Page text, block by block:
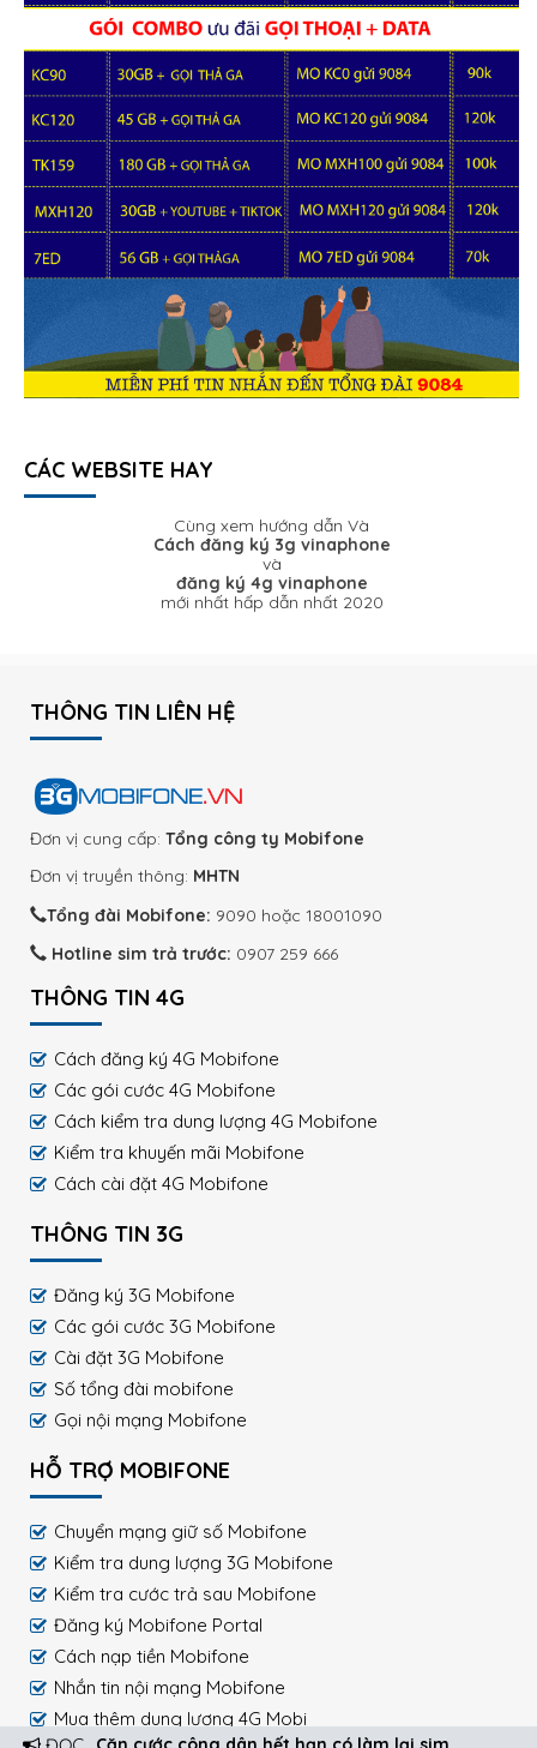
CÁC WEBSITE HAY
Cùng xem hướng dẫn Và
Cách đăng ký 3g vinaphone
và
đăng ký 4g vinaphone
mới nhất hấp dẫn nhất 2020
THÔNG TIN LIÊN HỆ
Đơn vị cung cấp: Tổng công ty Mobifone
Đơn vị truyền thông: MHTN
Tổng đài Mobifone: 9090 hoặc 18001090
Hotline sim trả trước: 0907 259 666
THÔNG TIN 4G
Cách đăng ký 4G Mobifone
Các gói cước 4G Mobifone
Cách kiểm tra dung lượng 4G Mobifone
Kiểm tra khuyến mãi Mobifone
Cách cài đặt 4G Mobifone
THÔNG TIN 3G
Đăng ký 3G Mobifone
Các gói cước 3G Mobifone
Cài đặt 3G Mobifone
Số tổng đài mobifone
Gọi nội mạng Mobifone
HỖ TRỢ MOBIFONE
Chuyển mạng giữ số Mobifone
Kiểm tra dung lượng 3G Mobifone
Kiểm tra cước trả sau Mobifone
Đăng ký Mobifone Portal
Cách nạp tiền Mobifone
Nhắn tin nội mạng Mobifone
Mua thêm dung lượng 4G Mobi